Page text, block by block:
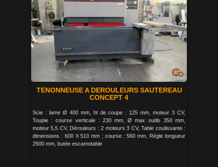
TENONNEUSE A DEROULEURS SAUTEREAU
CONCEPT 4
Scie : lame Ø 400 mm, ht de coupe : 125 mm, moteur 3 CV,
Toupie : course verticale : 230 mm, Ø max outils 350 mm,
moteur 5,5 CV, Dérouleurs : 2 moteurs 3 CV, Table coulissante :
dimensions : 600 X 510 mm ; course : 560 mm, Règle longueur
2500 mm, butée escamotable